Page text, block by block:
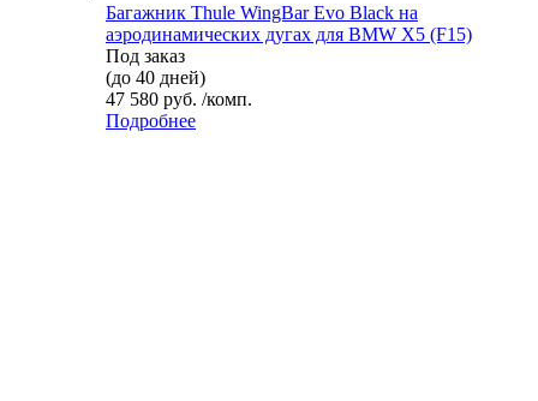
Багажник Thule WingBar Evo Black на
аэродинамических дугах для BMW X5 (F15)
Под заказ
(до 40 дней)
47 580 руб. /комп.
Подробнее